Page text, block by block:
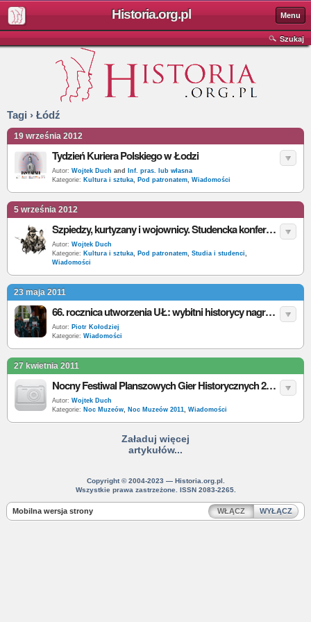
Historia.org.pl Menu
Szukaj
Tagi › Łódź
19 września 2012
Tydzień Kuriera Polskiego w Łodzi
Autor: Wojtek Duch and
Inf. pras. lub własna
Kategorie: Kultura i sztuka, Pod patronatem, Wiadomości
5 września 2012
Szpiedzy, kurtyzany i wojownicy. Studencka konferencja w Łodzi
Autor: Wojtek Duch
Kategorie: Kultura i sztuka, Pod patronatem, Studia i studenci,
Wiadomości
23 maja 2011
66. rocznica utworzenia UŁ: wybitni historycy nagrodzeni
Autor: Piotr Kołodziej
Kategorie: Wiadomości
27 kwietnia 2011
Nocny Festiwal Planszowych Gier Historycznych 2011
Autor: Wojtek Duch
Kategorie: Noc Muzeów, Noc Muzeów 2011, Wiadomości
Załaduj więcej
artykułów...
Copyright © 2004-2023 — Historia.org.pl.
Wszystkie prawa zastrzeżone. ISSN 2083-2265.
Mobilna wersja strony WŁĄCZ WYŁĄCZ